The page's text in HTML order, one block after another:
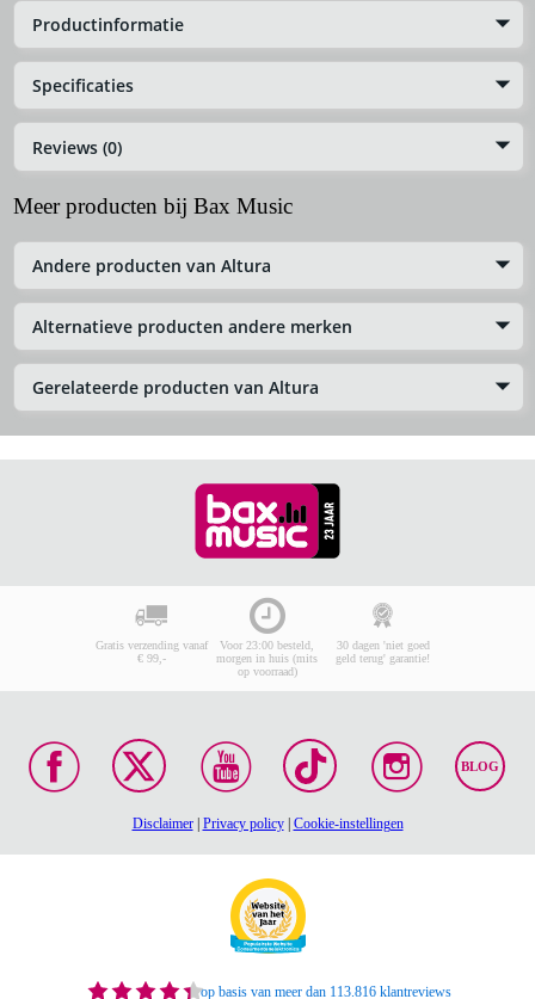
Productinformatie
Specificaties
Reviews (0)
Meer producten bij Bax Music
Andere producten van Altura
Alternatieve producten andere merken
Gerelateerde producten van Altura
Gratis verzending vanaf
€ 99,-
Voor 23:00 besteld,
morgen in huis (mits
op voorraad)
30 dagen 'niet goed
geld terug' garantie!
BLOG
Disclaimer| Privacy policy| Cookie-instellingen
op basis van meer dan 113.816 klantreviews